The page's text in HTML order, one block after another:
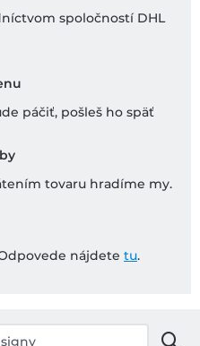
spoločností DHL
páčiť, pošleš ho späť
tovaru hradíme my.
nájdete tu.